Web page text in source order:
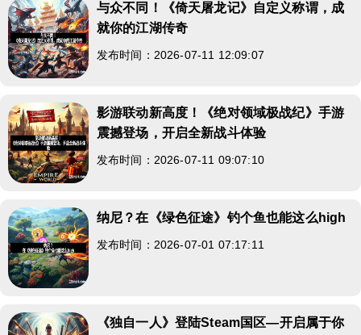
与众不同！《倚天屠龙记》自定义称谓，成
就你的江湖传奇
发布时间：2026-07-11 12:09:07
影游联动新高度！《绝对领域极战纪》手游
震撼登场，开启全新战斗体验
发布时间：2026-07-11 09:07:10
纳尼？在《绿色征途》钓个鱼也能这么high
发布时间：2026-07-01 07:17:11
《独自一人》登陆Steam国区—开启属于你